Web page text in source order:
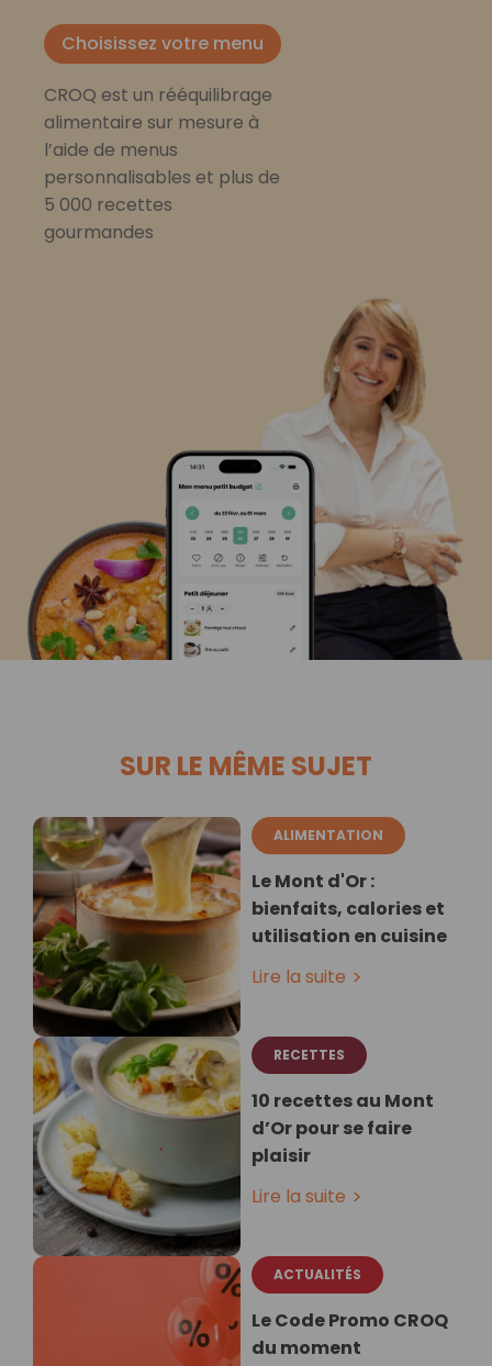
Choisissez votre menu
CROQ est un rééquilibrage
alimentaire sur mesure à
l’aide de menus
personnalisables et plus de
5 000 recettes
gourmandes
SUR LE MÊME SUJET
ALIMENTATION
Le Mont d'Or :
bienfaits, calories et
utilisation en cuisine
Lire la suite
RECETTES
10 recettes au Mont
d’Or pour se faire
plaisir
Lire la suite
ACTUALITÉS
Le Code Promo CROQ
du moment